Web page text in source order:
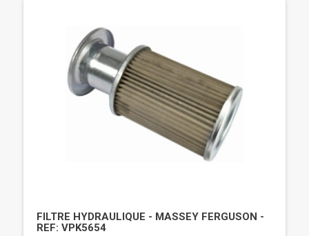
FILTRE HYDRAULIQUE - MASSEY FERGUSON -
REF: VPK5654